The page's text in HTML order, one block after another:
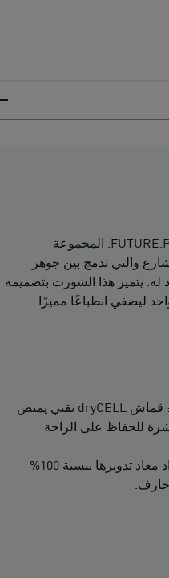
إنها مجموعة FUTURE.PUMA.ARCHIVE. المجموعة
والتي تدمج بين جوهر
له. يتميز هذا الشورت بتصميمه
ليضفي انطباعًا مميزًا.
التحكم في الرطوبة: قماش dryCELL تقني يمتص
للحفاظ على الراحة
منتج مصنوع من مواد معاد تدويرها بنسبة 100%